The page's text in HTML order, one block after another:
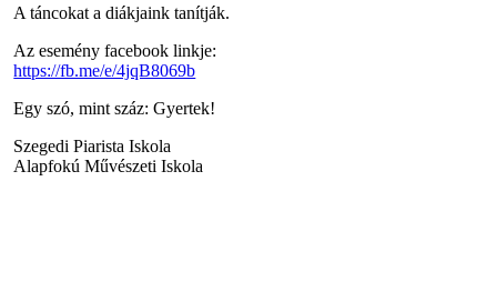
A táncokat a diákjaink tanítják.
Az esemény facebook linkje:
https://fb.me/e/4jqB8069b
Egy szó, mint száz: Gyertek!
Szegedi Piarista Iskola
Alapfokú Művészeti Iskola